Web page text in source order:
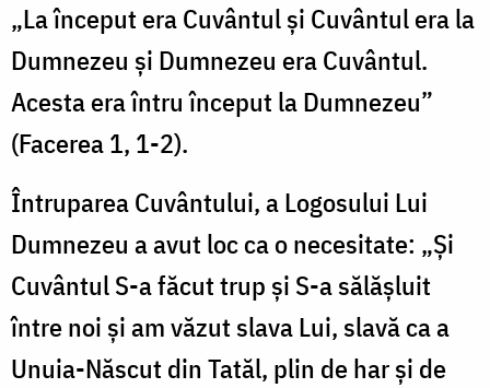
„La început era Cuvântul şi Cuvântul era la
Dumnezeu şi Dumnezeu era Cuvântul.
Acesta era întru început la Dumnezeu”
(Facerea 1, 1-2).
Întruparea Cuvântului, a Logosului Lui
Dumnezeu a avut loc ca o necesitate: „Şi
Cuvântul S-a făcut trup şi S-a sălăşluit
între noi şi am văzut slava Lui, slavă ca a
Unuia-Născut din Tatăl, plin de har şi de